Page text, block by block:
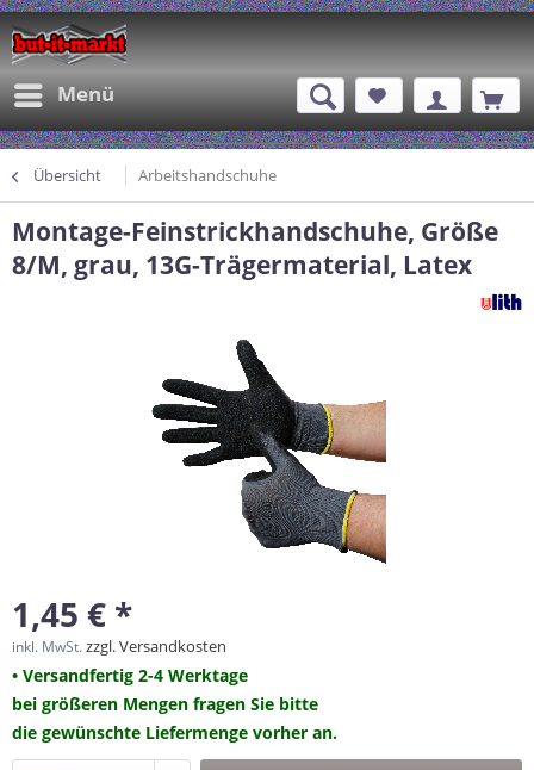
Menü
Übersicht Arbeitshandschuhe
Montage-Feinstrickhandschuhe, Größe
8/M, grau, 13G-Trägermaterial, Latex
1,45 € *
inkl. MwSt.zzgl. Versandkosten
• Versandfertig 2-4 Werktage
bei größeren Mengen fragen Sie bitte
die gewünschte Liefermenge vorher an.